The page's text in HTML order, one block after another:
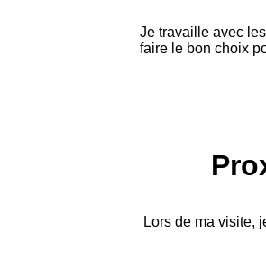
Je travaille avec
faire le bon choix
Lors de ma visite,